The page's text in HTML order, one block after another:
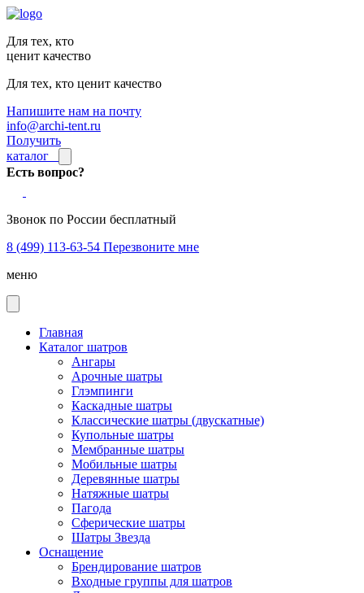
Для тех, кто
ценит качество
Для тех, кто ценит качество
Напишите нам на почту
info@archi-tent.ru
Получить
каталог
Есть вопрос?
Звонок по России бесплатный
8 (499) 113-63-54 Перезвоните мне
меню
Главная
Каталог шатров
Ангары
Арочные шатры
Глэмпинги
Каскадные шатры
Классические шатры (двускатные)
Купольные шатры
Мембранные шатры
Мобильные шатры
Деревянные шатры
Натяжные шатры
Пагода
Сферические шатры
Шатры Звезда
Оснащение
Брендирование шатров
Входные группы для шатров